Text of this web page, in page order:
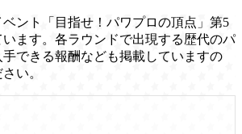
ント「目指せ！パワプロの頂点」第5
ます。各ラウンドで出現する歴代のパ
できる報酬なども掲載していますの
い。